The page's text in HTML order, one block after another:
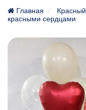
Главная
красными сердцами